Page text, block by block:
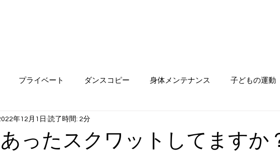
プライベート ダンスコピー 身体メンテナンス 子どもの運動
ったスクワットしてますか
年12月1日 読了時間: 2分